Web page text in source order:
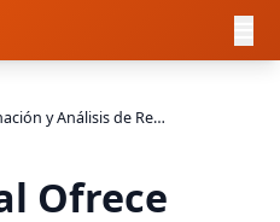
SocialCal Ofrece Programación y Análisis de Redes Sociales Todo en Uno en Más de 10 Plataformas
Ofrece